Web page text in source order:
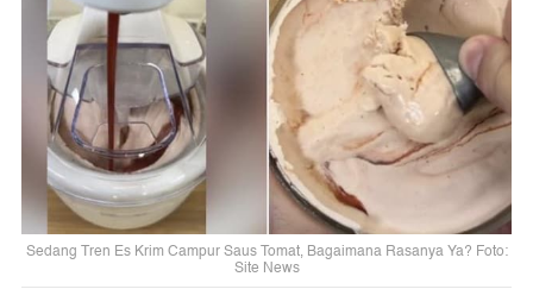
Sedang Tren Es Krim Campur Saus Tomat, Bagaimana Rasanya Ya? Foto:
Site News